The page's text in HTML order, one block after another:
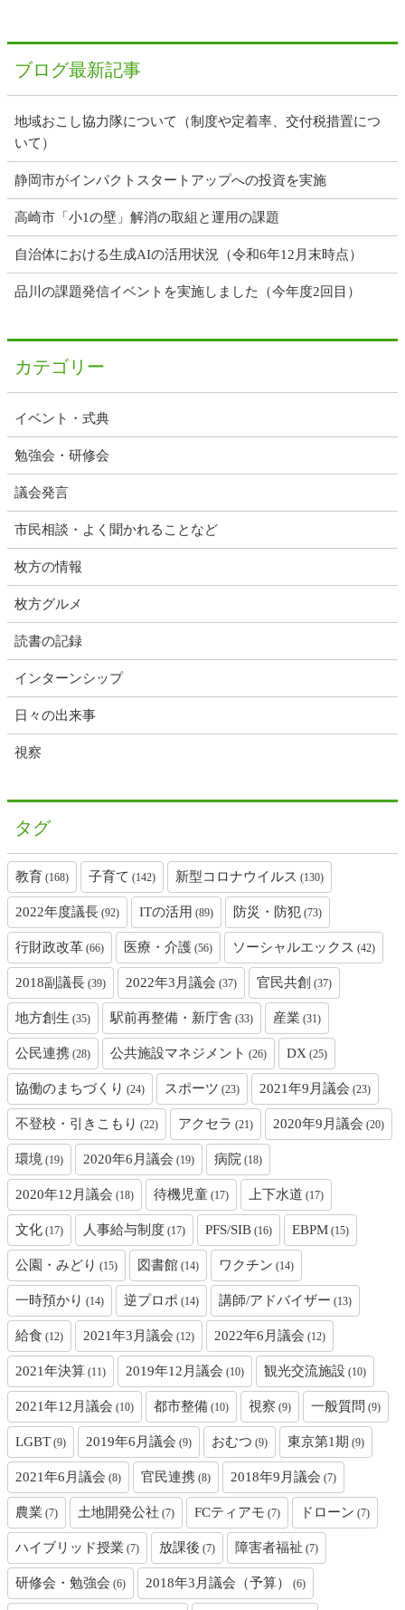
ブログ最新記事
地域おこし協力隊について（制度や定着率、交付税措置につ
いて）
静岡市がインパクトスタートアップへの投資を実施
高崎市「小1の壁」解消の取組と運用の課題
自治体における生成AIの活用状況（令和6年12月末時点）
品川の課題発信イベントを実施しました（今年度2回目）
カテゴリー
イベント・式典
勉強会・研修会
議会発言
市民相談・よく聞かれることなど
枚方の情報
枚方グルメ
読書の記録
インターンシップ
日々の出来事
視察
タグ
教育 (168) 子育て (142) 新型コロナウイルス (130)
2022年度議長 (92) ITの活用 (89) 防災・防犯 (73)
行財政改革 (66) 医療・介護 (56) ソーシャルエックス (42)
2018副議長 (39) 2022年3月議会 (37) 官民共創 (37)
地方創生 (35) 駅前再整備・新庁舎 (33) 産業 (31)
公民連携 (28) 公共施設マネジメント (26) DX (25)
協働のまちづくり (24) スポーツ (23) 2021年9月議会 (23)
不登校・引きこもり (22) アクセラ (21) 2020年9月議会 (20)
環境 (19) 2020年6月議会 (19) 病院 (18)
2020年12月議会 (18) 待機児童 (17) 上下水道 (17)
文化 (17) 人事給与制度 (17) PFS/SIB (16) EBPM (15)
公園・みどり (15) 図書館 (14) ワクチン (14)
一時預かり (14) 逆プロポ (14) 講師/アドバイザー (13)
給食 (12) 2021年3月議会 (12) 2022年6月議会 (12)
2021年決算 (11) 2019年12月議会 (10) 観光交流施設 (10)
2021年12月議会 (10) 都市整備 (10) 視察 (9) 一般質問 (9)
LGBT (9) 2019年6月議会 (9) おむつ (9) 東京第1期 (9)
2021年6月議会 (8) 官民連携 (8) 2018年9月議会 (7)
農業 (7) 土地開発公社 (7) FCティアモ (7) ドローン (7)
ハイブリッド授業 (7) 放課後 (7) 障害者福祉 (7)
研修会・勉強会 (6) 2018年3月議会（予算） (6)